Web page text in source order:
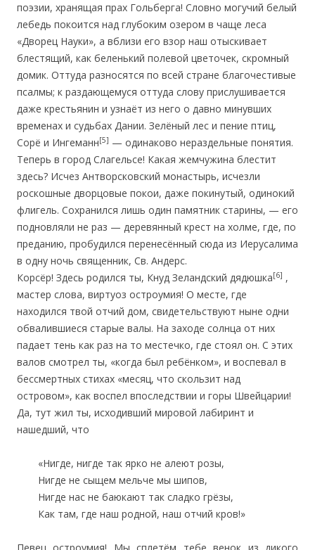
поэзии, хранящая прах Гольберга! Словно могучий белый
лебедь покоится над глубоким озером в чаще леса
«Дворец Науки», а вблизи его взор наш отыскивает
блестящий, как беленький полевой цветочек, скромный
домик. Оттуда разносятся по всей стране благочестивые
псалмы; к раздающемуся оттуда слову прислушивается
даже крестьянин и узнаёт из него о давно минувших
временах и судьбах Дании. Зелёный лес и пение птиц,
Сорё и Ингеманн[5] — одинаково нераздельные понятия.
Теперь в город Слагельсе! Какая жемчужина блестит
здесь? Исчез Антворсковский монастырь, исчезли
роскошные дворцовые покои, даже покинутый, одинокий
флигель. Сохранился лишь один памятник старины, — его
подновляли не раз — деревянный крест на холме, где, по
преданию, пробудился перенесённый сюда из Иерусалима
в одну ночь священник, Св. Андерс.
Корсёр! Здесь родился ты, Кнуд Зеландский дядюшка[6] ,
мастер слова, виртуоз остроумия! О месте, где
находился твой отчий дом, свидетельствуют ныне одни
обвалившиеся старые валы. На заходе солнца от них
падает тень как раз на то местечко, где стоял он. С этих
валов смотрел ты, «когда был ребёнком», и воспевал в
бессмертных стихах «месяц, что скользит над
островом», как воспел впоследствии и горы Швейцарии!
Да, тут жил ты, исходивший мировой лабиринт и
нашедший, что
«Нигде, нигде так ярко не алеют розы,
Нигде не сыщем мельче мы шипов,
Нигде нас не баюкают так сладко грёзы,
Как там, где наш родной, наш отчий кров!»